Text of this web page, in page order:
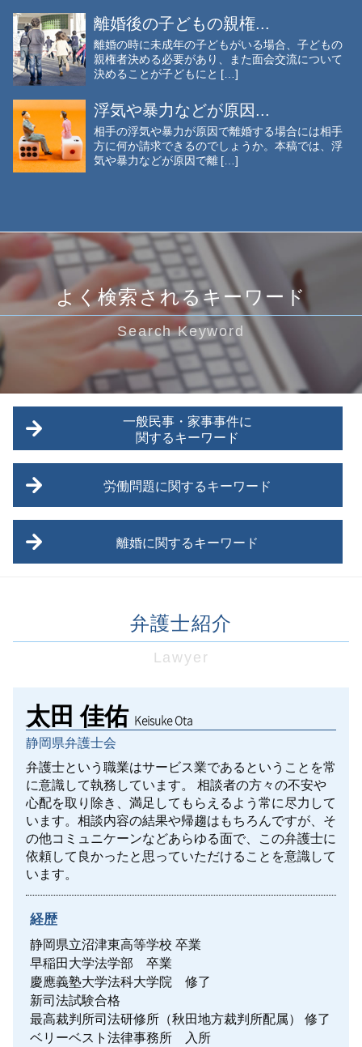
離婚後の子どもの親権...
離婚の時に未成年の子どもがいる場合、子どもの
親権者決める必要があり、また面会交流について
決めることが子どもにと […]
浮気や暴力などが原因...
相手の浮気や暴力が原因で離婚する場合には相手
方に何か請求できるのでしょうか。本稿では、浮
気や暴力などが原因で離 […]
よく検索されるキーワード
Search Keyword
一般民事・家事事件に
関するキーワード
東村山市 一般民事
三鷹市 家事事件
債権回収 期限
武蔵村山市 家事事件
交通事故 弁護士基準
福生市 家事事件
債権回収
不動産売買契約書 注意点
交通事故 法律
債権回収 注意点
不動産売買 売買契約書
武蔵野市 一般民事
任意後見制度とは
任意後見制度
労働問題に関するキーワード
未払い残業代 請求されたら
東村山市 労働問題
労働問題 弁護士
未払い残業代 時効停止
未払い残業代 分割
セクハラ被害 相談
労働問題 長時間労働
労災 弁護士
未払い残業代 弁護士
武蔵村山市 労働問題
多摩市 労働問題
未払い残業代 請求 証拠
労働問題 パワハラ 相談
通勤時間 労働問題
労働問題 企業側 弁護士
離婚に関するキーワード
離婚 モラハラ妻
養育費 相場 年収600万
離婚調停 弁護士費用
離婚準備 貯金 いくら
八王子市 離婚 相談
離婚 期間
離婚したい 準備
府中市 離婚 相談
離婚調停 流れ
離婚 暴力
離婚 解決金 相場
離婚 協議書
離婚 親権 母親
三鷹市 離婚 相談
離婚 ペットの養育費
多摩エリア 離婚 相談
弁護士紹介
Lawyer
太田 佳佑 Keisuke Ota
静岡県弁護士会
弁護士という職業はサービス業であるということを常
に意識して執務しています。
相談者の方々の不安や
心配を取り除き、満足してもらえるよう常に尽力して
います。相談内容の結果や帰趨はもちろんですが、そ
の他コミュニケーンなどあらゆる面で、この弁護士に
依頼して良かったと思っていただけることを意識して
います。
経歴
静岡県立沼津東高等学校 卒業
早稲田大学法学部 卒業
慶應義塾大学法科大学院 修了
新司法試験合格
最高裁判所司法研修所（秋田地方裁判所配属） 修了
ベリーベスト法律事務所 入所